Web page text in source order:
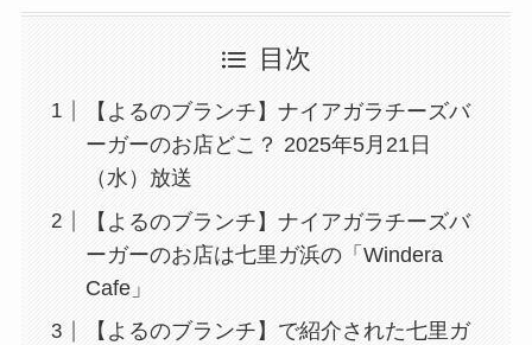
目次
【よるのブランチ】ナイアガラチーズバ
ーガーのお店どこ？ 2025年5月21日
（水）放送
【よるのブランチ】ナイアガラチーズバ
ーガーのお店は七里ガ浜の「Windera
Cafe」
【よるのブランチ】で紹介された七里ガ